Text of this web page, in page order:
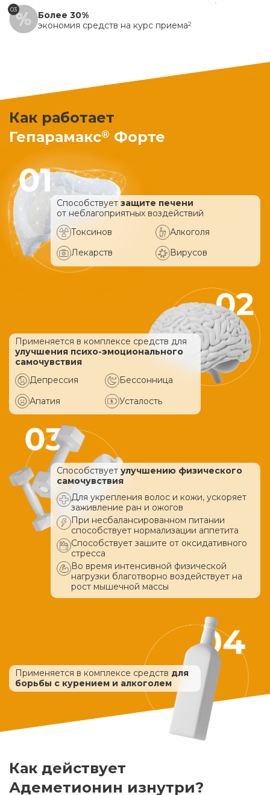
03
Более 30%
экономия средств на курс приема2
Как работает
Гепарамакс® Форте
Способствует защите печени
от неблагоприятных воздействий
Токсинов
Алкоголя
Лекарств
Вирусов
Применяется в комплексе средств для
улучшения психо-эмоционального
самочувствия
Депрессия
Бессонница
Апатия
Усталость
Способствует улучшению физического
самочувствия
Для укрепления волос и кожи, ускоряет
заживление ран и ожогов
При несбалансированном питании
способствует нормализации аппетита
Способствует зашите от оксидативного
стресса
Во время интенсивной физической
нагрузки благотворно воздействует на
рост мышечной массы
Применяется в комплексе средств для
борьбы с курением и алкоголем
Как действует
Адеметионин изнутри?